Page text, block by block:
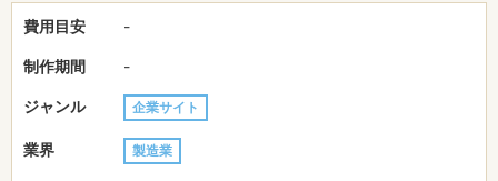
費用目安 -
制作期間 -
ジャンル 企業サイト
業界 製造業